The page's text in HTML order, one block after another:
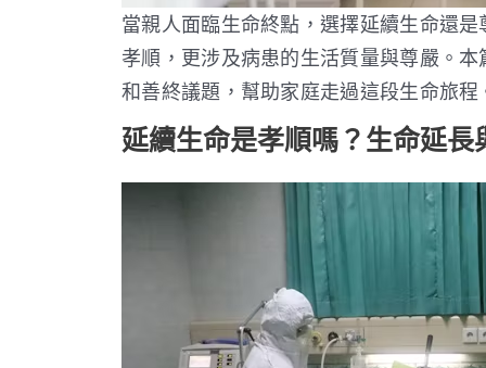
當親人面臨生命終點，選擇延續生命還
孝順，更涉及病患的生活質量與尊嚴。
和善終議題，幫助家庭走過這段生命旅程
延續生命是孝順嗎？生命延長